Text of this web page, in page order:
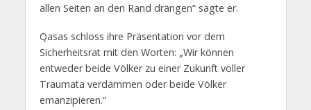
allen Seiten an den Rand drängen“ sagte er.
Qasas schloss ihre Präsentation vor dem
Sicherheitsrat mit den Worten: „Wir können
entweder beide Völker zu einer Zukunft voller
Traumata verdammen oder beide Völker
emanzipieren.“